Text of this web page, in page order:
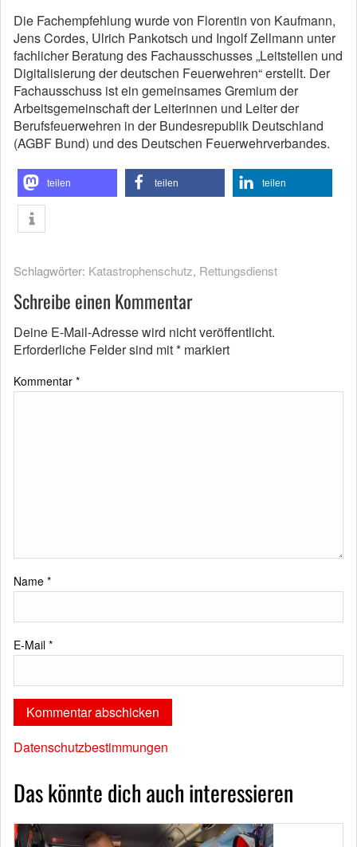
Die Fachempfehlung wurde von Florentin von Kaufmann,
Jens Cordes, Ulrich Pankotsch und Ingolf Zellmann unter
fachlicher Beratung des Fachausschusses „Leitstellen und
Digitalisierung der deutschen Feuerwehren“ erstellt. Der
Fachausschuss ist ein gemeinsames Gremium der
Arbeitsgemeinschaft der Leiterinnen und Leiter der
Berufsfeuerwehren in der Bundesrepublik Deutschland
(AGBF Bund) und des Deutschen Feuerwehrverbandes.
teilen teilen teilen
Schlagwörter: Katastrophenschutz, Rettungsdienst
Schreibe einen Kommentar
Deine E-Mail-Adresse wird nicht veröffentlicht.
Erforderliche Felder sind mit* markiert
Kommentar *
Name *
E-Mail *
Datenschutzbestimmungen
Das könnte dich auch interessieren